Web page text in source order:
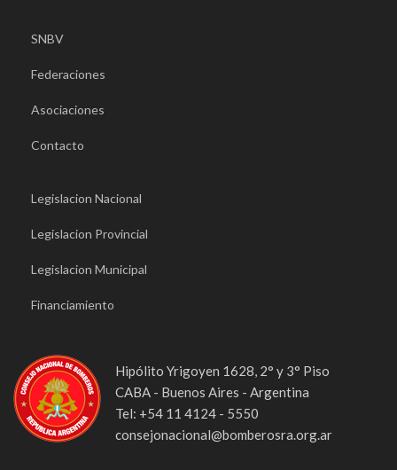
SNBV
Federaciones
Asociaciones
Contacto
Legislacion Nacional
Legislacion Provincial
Legislacion Municipal
Financiamiento
Hipólito Yrigoyen 1628, 2° y 3° Piso
CABA - Buenos Aires - Argentina
Tel: +54 11 4124 - 5550
consejonacional@bomberosra.org.ar